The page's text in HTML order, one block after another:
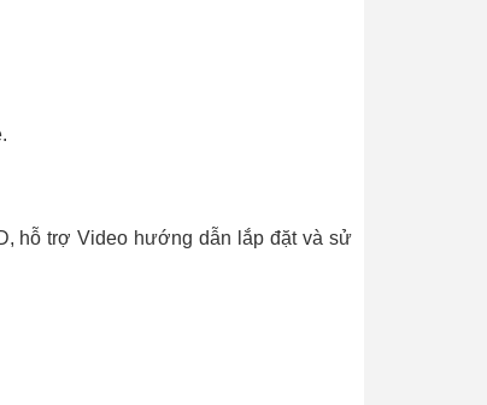
hỗ trợ Video hướng dẫn lắp đặt và sử